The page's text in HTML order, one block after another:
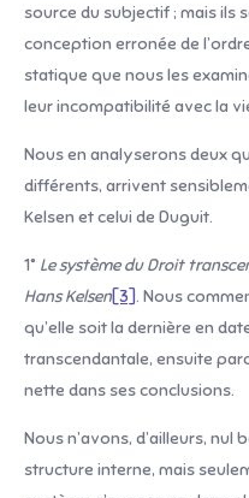
source du subjectif ; mais
conception erronée de
statique que nous les
leur incompatibilité avec la
Nous en analyserons deux
différents, arrivent
Kelsen et celui de Duguit.
1° Le système du Droit
Hans Kelsen[3]. Nous
qu’elle soit la dernière en
transcendantale, ensuite
nette dans ses conclusions.
Nous n’avons, d’ailleurs, nul
structure interne, mais